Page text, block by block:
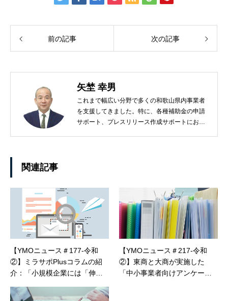
前の記事 次の記事
矢埜 幸男
これまで幅広い分野で多くの和歌山県内事業者
を支援してきました。特に、各種補助金の申請
サポート、プレスリリース作成サポートにおい
関連記事
【YMOニュース＃177-令和
②】ミラサポPlusコラムの紹
介：「小規模企業には「伸び
経営者へ」
【YMOニュース＃217-令和
②】東商と大商が実施した
「中小事業者向けアンケート